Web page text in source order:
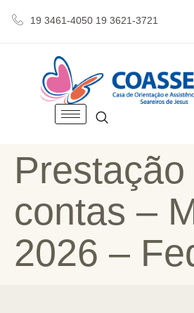
19 3461-4050 19 3621-3721
Prestação
contas –
2026 –